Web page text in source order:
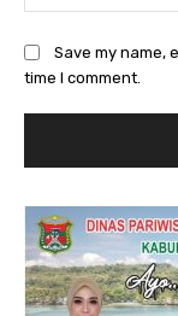
Save my name,
time I comment.